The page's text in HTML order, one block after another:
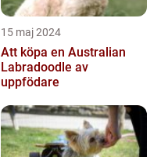
15 maj 2024
Att köpa en Australian
Labradoodle av
uppfödare